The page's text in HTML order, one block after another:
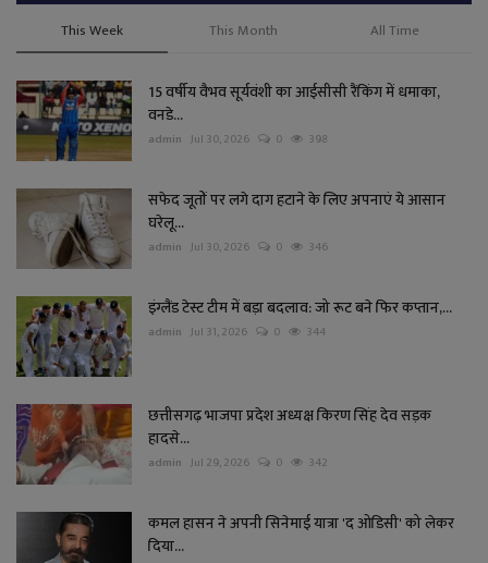
This Week This Month All Time
15 वर्षीय वैभव सूर्यवंशी का आईसीसी रैंकिंग में धमाका,
वनडे...
admin Jul 30, 2026 0 398
सफेद जूतों पर लगे दाग हटाने के लिए अपनाएं ये आसान
घरेलू...
admin Jul 30, 2026 0 346
इंग्लैंड टेस्ट टीम में बड़ा बदलाव: जो रूट बने फिर कप्तान,...
admin Jul 31, 2026 0 344
छत्तीसगढ़ भाजपा प्रदेश अध्यक्ष किरण सिंह देव सड़क
हादसे...
admin Jul 29, 2026 0 342
कमल हासन ने अपनी सिनेमाई यात्रा 'द ओडिसी' को लेकर
दिया...